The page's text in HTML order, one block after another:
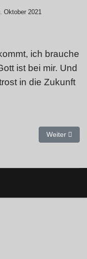
Oktober 2021
ich brauche
ist bei mir. Und
in die Zukunft
in finsterer Schlucht,
Nächster
Weiter